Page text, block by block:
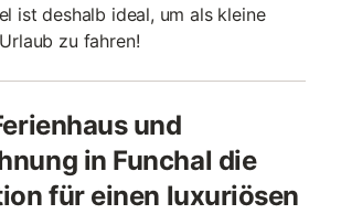
ist deshalb ideal, um als kleine
zu fahren!
und
in Funchal die
für einen luxuriösen